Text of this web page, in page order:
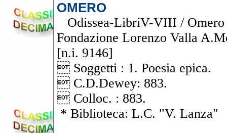
OMERO
Odissea-LibriV-VIII / Omero
Fondazione Lorenzo Valla
[n.i. 9146]
 Soggetti : 1. Poesia epica.
 C.D.Dewey: 883.
 Colloc. : 883.
* Biblioteca: L.C. "V. Lanza"